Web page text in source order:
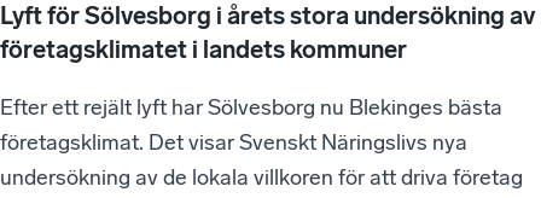
Lyft för Sölvesborg i årets stora undersökning av
företagsklimatet i landets kommuner
Efter ett rejält lyft har Sölvesborg nu Blekinges bästa
företagsklimat. Det visar Svenskt Näringslivs nya
undersökning av de lokala villkoren för att driva företag